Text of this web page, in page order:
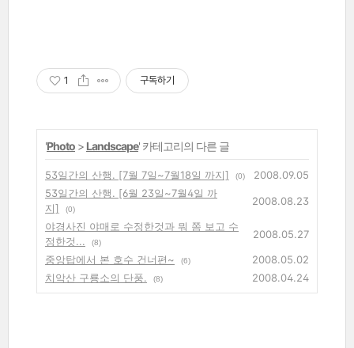
1 구독하기
'Photo > Landscape' 카테고리의 다른 글
53일간의 산행. [7월 7일~7월18일 까지] (0)
2008.09.05
53일간의 산행. [6월 23일~7월4일 까
지]
(0)
2008.08.23
야경사진 야매로 수정한것과 뭐 쫌 보고 수
정한것...
(8)
2008.05.27
중앙탑에서 본 호수 건너편~
(6)
2008.05.02
치악산 구룡소의 단풍.
(8) 2008.04.24